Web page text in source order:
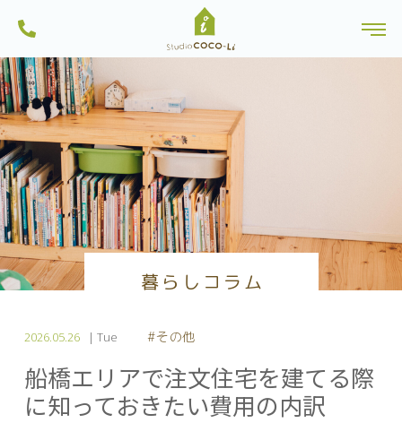
Skip
to
content
株式会社スタジオCoco-Li｜注文住宅・リフォーム・リノベーションは一級建
築士のいるココリにおまかせ|千葉県船橋市
ンから土地探しを行っている一級建築士事務所・工務店です。船橋市内のモ
デルハウスは見学可能。習志野市・八千代市・鎌ヶ谷市にも建築実績多数。
一人ひとりに、心地よい暮らしを。お家を作る過程も楽しい家づくりを目指
しています。
暮らしコラム
2026.05.26 | Tue #その他
船橋エリアで注文住宅を建てる際
に知っておきたい費用の内訳